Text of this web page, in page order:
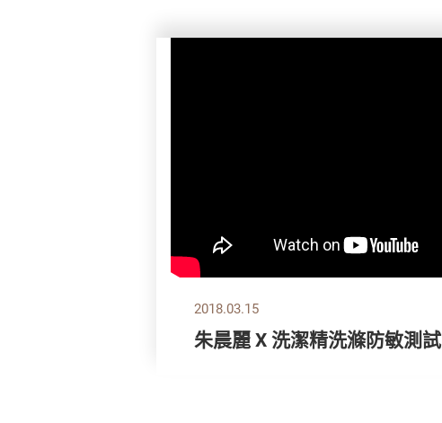
2018.03.15
朱晨麗 X 洗潔精洗滌防敏測試